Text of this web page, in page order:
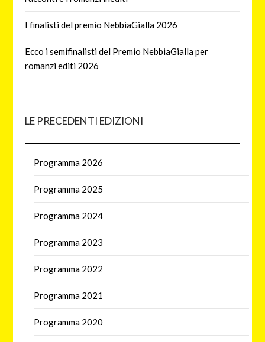
I finalisti del premio NebbiaGialla 2026
Ecco i semifinalisti del Premio NebbiaGialla per
romanzi editi 2026
LE PRECEDENTI EDIZIONI
Programma 2026
Programma 2025
Programma 2024
Programma 2023
Programma 2022
Programma 2021
Programma 2020